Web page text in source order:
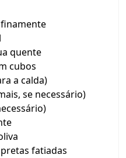
quente
cubos
a calda)
se necessário)
fatiadas